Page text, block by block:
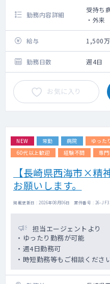
勤務内容詳細
受持ち
・外
・外来
・病棟
稼働数
・主な
（
・当
円 無
※主治
患者層
ります
給与 1,500
勤務日数 週4日
お気に入り
NEW 常勤 病院 ゆった
60代以上歓迎
経験不問 専
【長崎県西海市×精
お願いします。
掲載更新日 : 2026年08月06日 案件番号 : 26-
担当エージェントより
・ゆったり勤務が可能
・週4日勤務可
・時短勤務等もご相談ください